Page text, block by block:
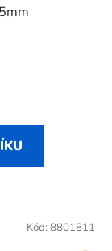
Kód: 8801811